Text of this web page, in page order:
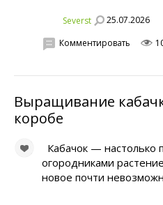
Severst 25.07.2026
Комментировать
Выращивание
коробе
Кабачок — настолько
огородниками
новое почти